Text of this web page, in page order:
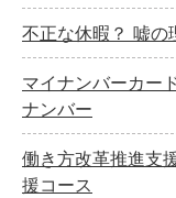
不正な休暇？ 嘘の
マイナンバーカー
ナンバー
働き方改革推進支
援コース